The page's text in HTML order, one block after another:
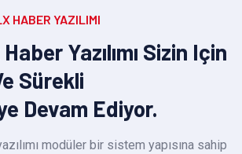
HABER YAZILIMI
Yazılımı Sizin Için
Sürekli
Devam Ediyor.
modüler bir sistem yapısına sahip